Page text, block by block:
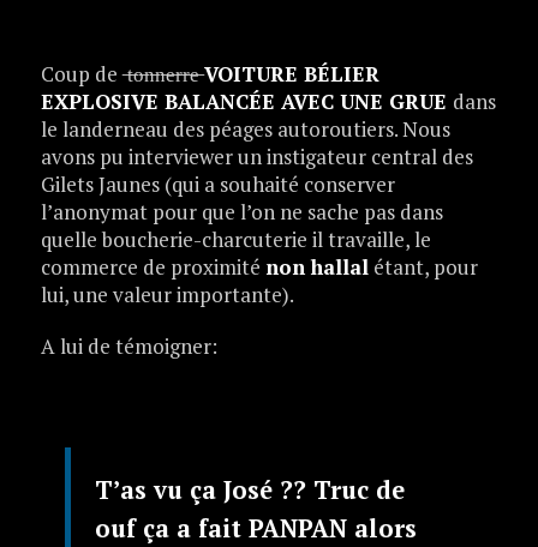
Coup de ̶t̶o̶n̶n̶e̶r̶r̶e̶VOITURE BÉLIER
EXPLOSIVE BALANCÉE AVEC UNE GRUE dans
le landerneau des péages autoroutiers. Nous
avons pu interviewer un instigateur central des
Gilets Jaunes (qui a souhaité conserver
l’anonymat pour que l’on ne sache pas dans
quelle boucherie-charcuterie il travaille, le
commerce de proximité non hallalétant, pour
lui, une valeur importante).
A lui de témoigner:
T’as vu ça José ?? Truc de
ouf ça a fait PANPAN alors